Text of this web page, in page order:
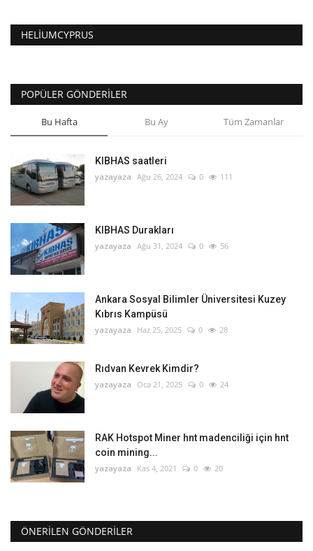
HELIUMCYPRUS
POPÜLER GÖNDERILER
Bu Hafta Bu Ay Tüm Zamanlar
KIBHAS saatleri
yazayaza Ağu 26, 2024 0 111
KIBHAS Durakları
yazayaza Ağu 31, 2024 0 56
Ankara Sosyal Bilimler Üniversitesi Kuzey
Kıbrıs Kampüsü
yazayaza Haz 25, 2025 0 28
Rıdvan Kevrek Kimdir?
yazayaza Oca 21, 2025 0 24
RAK Hotspot Miner hnt madenciliği için hnt
coin mining...
yazayaza Kas 4, 2021 0 20
ÖNERILEN GÖNDERILER